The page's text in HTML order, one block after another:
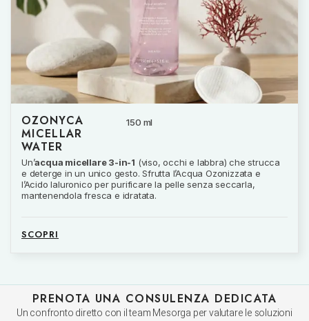
OZONYCA
MICELLAR
WATER
150 ml
Un’acqua micellare 3-in-1 (viso, occhi e labbra) che strucca
e deterge in un unico gesto. Sfrutta l’Acqua Ozonizzata e
l’Acido Ialuronico per purificare la pelle senza seccarla,
mantenendola fresca e idratata.
SCOPRI
PRENOTA UNA CONSULENZA DEDICATA
Un confronto diretto con il team Mesorga per valutare le soluzioni